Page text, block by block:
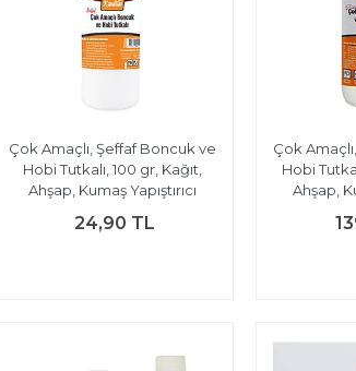
Çok Amaçlı, Şeffaf Boncuk ve
Hobi Tutkalı, 100 gr, Kağıt,
Ahşap, Kumaş Yapıştırıcı
24,90 TL
Çok
Hobi
Ahşap,